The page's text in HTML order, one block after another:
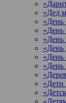
«Дед
«День
«День
«День
«День
«День
«Дети